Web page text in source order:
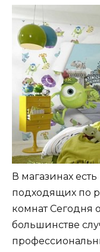
В магазинах
подходящих по
комнат Сегодня
большинстве